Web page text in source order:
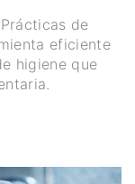
de
eficiente
higiene que